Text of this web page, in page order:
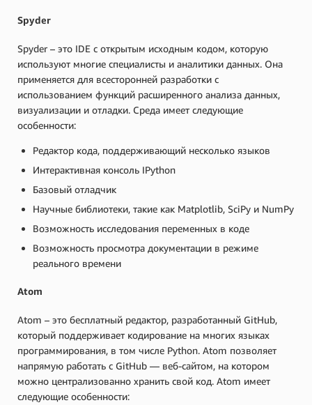
Spyder
Spyder – это IDE с открытым исходным кодом, которую
используют многие специалисты и аналитики данных. Она
применяется для всесторонней разработки с
использованием функций расширенного анализа данных,
визуализации и отладки. Среда имеет следующие
особенности:
Редактор кода, поддерживающий несколько языков
Интерактивная консоль IPython
Базовый отладчик
Научные библиотеки, такие как Matplotlib, SciPy и NumPy
Возможность исследования переменных в коде
Возможность просмотра документации в режиме
реального времени
Atom
Atom – это бесплатный редактор, разработанный GitHub,
который поддерживает кодирование на многих языках
программирования, в том числе Python. Atom позволяет
напрямую работать с GitHub — веб-сайтом, на котором
можно централизованно хранить свой код. Atom имеет
следующие особенности: